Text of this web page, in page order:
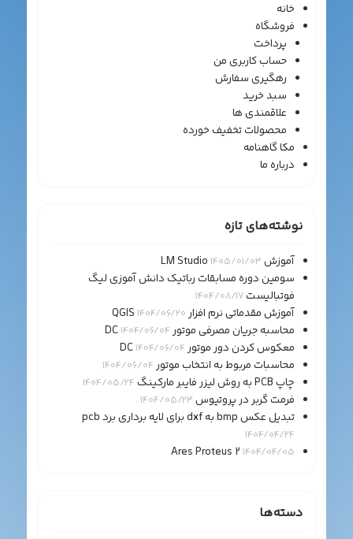
خانه
فروشگاه
پرداخت
حساب کاربری من
رهگیری سفارش
سبد خرید
علاقمندی ها
محصولات تخفیف خورده
مکا گاهنامه
درباره ما
نوشته‌های تازه
آموزش LM Studio 1405/01/03
سومین دوره مسابقات رباتیک دانش آموزی لیگ
فوتبالیست1404/08/17
آموزش مقدماتی نرم افزار QGIS1404/06/20
محاسبه جریان مصرفی موتور DC1404/06/04
معکوس کردن دور موتور DC1404/06/04
محاسبات مربوط به انتخاب موتور 1404/06/04
چاپ PCB به روش لیزر فایبر مارکینگ 1404/05/24
فرمت گربر در پروتیوس 1404/05/23
تبدیل عکس bmp به dxf برای لایه برداری برد pcb
1404/04/24
Ares Proteus 2 1404/04/05
دسته‌ها